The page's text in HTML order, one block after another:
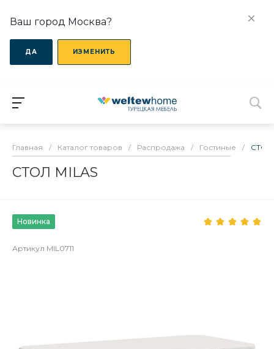
Ваш город Москва?
ДА ИЗМЕНИТЬ
Главная / Каталог товаров / Распродажа / Гостиные / СТОЛ
СТОЛ MILAS
Новинка
Артикул MIL0711